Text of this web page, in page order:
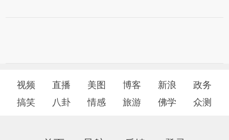
视频 直播 美图 博客 新浪
政务
搞笑
八卦 情感 旅游 佛学 众测